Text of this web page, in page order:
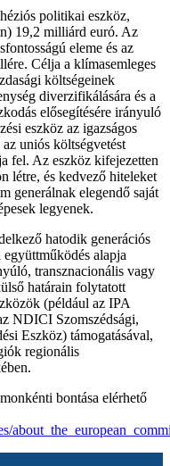
politikai eszköz,
19,2 milliárd euró. Az
eleme és az
Célja a klímasemleges
költségeinek
diverzifikálására és a
elősegítésére irányuló
eszköz az igazságos
uniós költségvetést
fel. Az eszköz kifejezetten
létre, és kedvező hiteleket
generálnak elegendő saját
legyenek.
hatodik generációs
alapja
transznacionális vagy
határain folytatott
(például az IPA
NDICI Szomszédsági,
Eszköz) támogatásával,
regionális
bontása elérhető